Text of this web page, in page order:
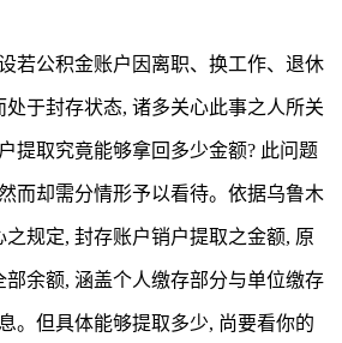
若公积金账户因离职、换工作、退休
于封存状态, 诸多关心此事之人所关
提取究竟能够拿回多少金额? 此问题
而却需分情形予以看待。依据乌鲁木
规定, 封存账户销户提取之金额, 原
余额, 涵盖个人缴存部分与单位缴存
。但具体能够提取多少, 尚要看你的